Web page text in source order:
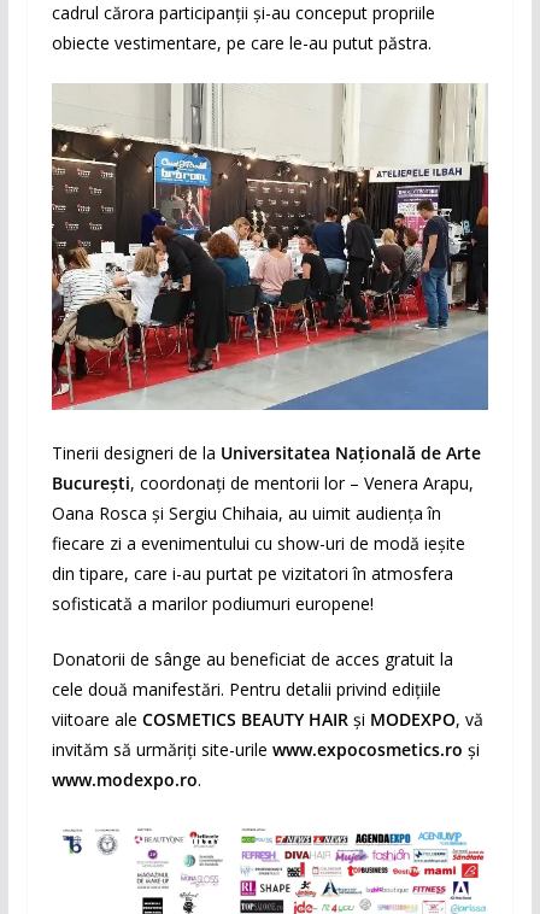
cadrul cărora participanții și-au conceput propriile
obiecte vestimentare, pe care le-au putut păstra.
Tinerii designeri de la Universitatea Națională de Arte
București, coordonați de mentorii lor – Venera Arapu,
Oana Rosca și Sergiu Chihaia, au uimit audiența în
fiecare zi a evenimentului cu show-uri de modă ieșite
din tipare, care i-au purtat pe vizitatori în atmosfera
sofisticată a marilor podiumuri europene!
Donatorii de sânge au beneficiat de acces gratuit la
cele două manifestări. Pentru detalii privind edițiile
viitoare ale COSMETICS BEAUTY HAIR și MODEXPO, vă
invităm să urmăriți site-urile www.expocosmetics.ro și
www.modexpo.ro.